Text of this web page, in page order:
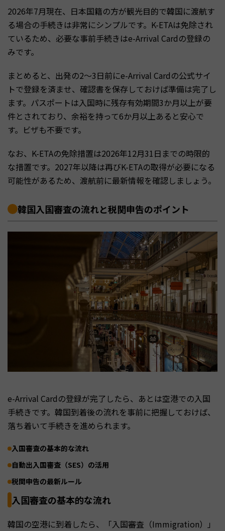
2026年7月現在、日本国籍の方が観光目的で韓国に渡航す
る場合の手続きは非常にシンプルです。K-ETAは免除され
ているため、必要な事前手続きはe-Arrival Cardの登録の
みです。
まとめると、出発の2〜3日前にe-Arrival Cardの公式サイ
トで登録を済ませ、確認書を保存しておけば準備は完了し
ます。パスポートは入国時に残存有効期間3か月以上が要
件とされており、余裕を持って6か月以上あると安心で
す。ビザも不要です。
なお、K-ETAの免除措置は2026年12月31日までの時限的
な措置です。2027年以降は再びK-ETAの取得が必要になる
可能性があるため、渡航前に最新情報を確認しましょう。
韓国入国審査の流れと税関申告のポイント
e-Arrival Cardの登録が完了したら、あとは空港での入国
手続きです。韓国到着後の流れを事前に把握しておけば、
落ち着いて手続きを進められます。
入国審査の基本的な流れ
自動出入国審査（SES）の活用
税関申告の最新ルール
入国審査の基本的な流れ
韓国の空港に到着したら、「入国審査（Immigration）」